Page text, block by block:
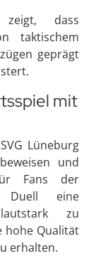
dass
taktischem
geprägt
mit
Lüneburg
und
Fans der
Duell eine
zu
hohe Qualität
erhalten.